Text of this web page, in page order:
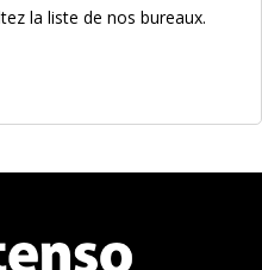
la liste de nos bureaux.